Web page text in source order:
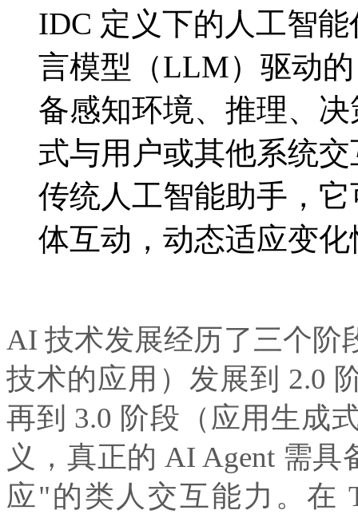
IDC 定义下的人工智
言模型（LLM）驱动
备感知环境、推理
式与用户或其他系统交
传统人工智能助手
体互动，动态适应变
AI 技术发展经历了三个阶
技术的应用）发展到 2.0
再到 3.0 阶段（应用生成
义，真正的 AI Agent 需具
应"的类人交互能力。在